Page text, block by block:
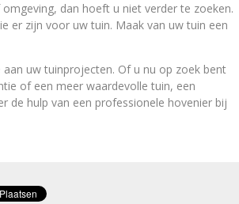
omgeving, dan hoeft u niet verder te zoeken.
er zijn voor uw tuin. Maak van uw tuin een
uw tuinprojecten. Of u nu op zoek bent
of een meer waardevolle tuin, een
de hulp van een professionele hovenier bij